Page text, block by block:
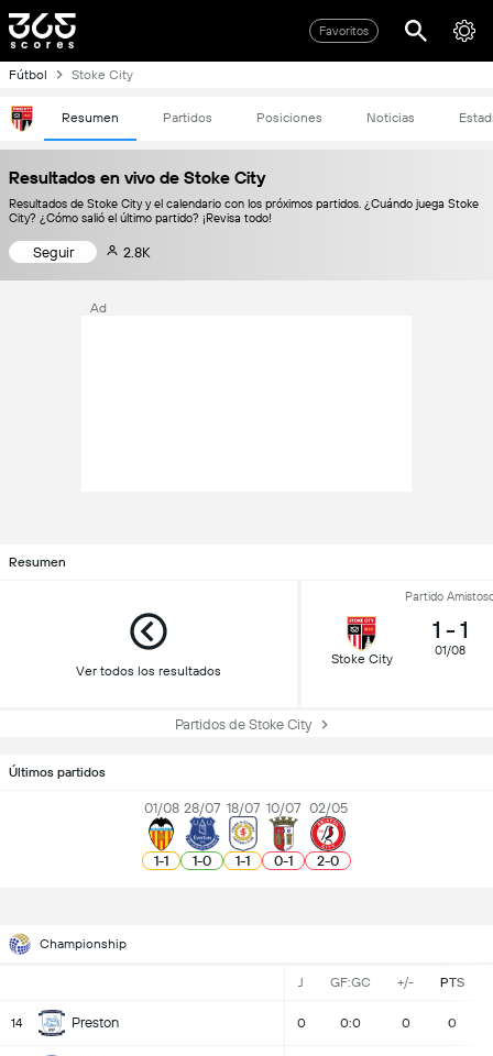
Favoritos
Fútbol Stoke City
Resumen Partidos Posiciones Noticias
Resultados en vivo de Stoke City
Resultados de Stoke City y el calendario con los próximos partidos. ¿Cuándo juega Stoke
City? ¿Cómo salió el último partido? ¡Revisa todo!
Seguir 2.8K
Ad
Resumen
Ver todos los resultados
Partido
Stoke City
1 - 1
01/08
Partidos de Stoke City
Últimos partidos
01/08
1-1
28/07
1-0
18/07
1-1
10/07
0-1
02/05
2-0
Championship
J GF:GC +/- PTS
14 Preston 0 0:0 0 0